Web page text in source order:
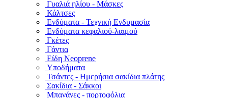
Γυαλιά ηλίου - Μάσκες
Κάλτσες
Ενδύματα - Τεχνική Ενδυμασία
Ενδύματα κεφαλιού-λαιμού
Γκέτες
Γάντια
Είδη Neoprene
Υποδήματα
Τσάντες - Ημερήσια σακίδια πλάτης
Σακίδια - Σάκκοι
Μπανάνες - πορτοφόλια